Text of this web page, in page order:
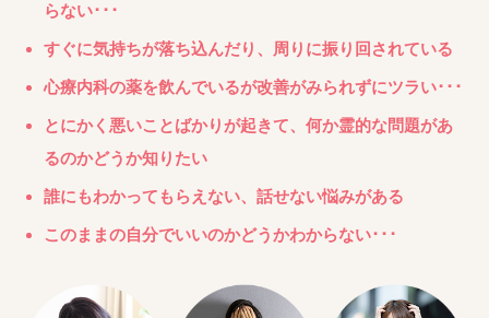
らない･･･
すぐに気持ちが落ち込んだり、周りに振り回されている
心療内科の薬を飲んでいるが改善がみられずにツラい･･･
とにかく悪いことばかりが起きて、何か霊的な問題があ
るのかどうか知りたい
誰にもわかってもらえない、話せない悩みがある
このままの自分でいいのかどうかわからない･･･